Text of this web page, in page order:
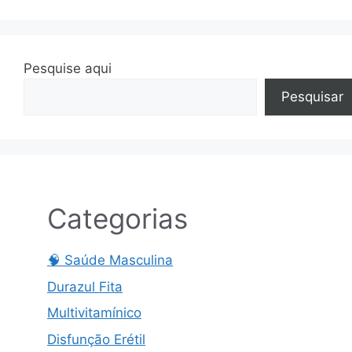
Pesquise aqui
Pesquisar
Categorias
🧠 Saúde Masculina
Durazul Fita
Multivitamínico
Disfunção Erétil